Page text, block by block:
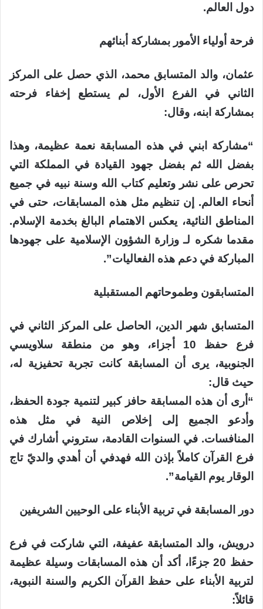
دول العالم.
فرحة أولياء الأمور بمشاركة أبنائهم
عثمان، والد المتسابق محمد، الذي حصل على المركز
الثاني في الفرع الأول، لم يستطع إخفاء فرحته
بمشاركة ابنه، وقال:
“مشاركة ابني في هذه المسابقة نعمة عظيمة، وهذا
بفضل الله ثم بفضل جهود القيادة في المملكة التي
تحرص على نشر وتعليم كتاب الله وسنة نبيه في جميع
أنحاء العالم. إن تنظيم مثل هذه المسابقات، حتى في
المناطق النائية، يعكس الاهتمام البالغ بخدمة الإسلام.
مقدما شكره لـ وزارة الشؤون الإسلامية على جهودها
المباركة في دعم هذه الفعاليات”.
المتسابقون وطموحاتهم المستقبلية
المتسابق شهر الدين، الحاصل على المركز الثاني في
فرع حفظ 10 أجزاء، وهو من منطقة سلاويسي
الجنوبية، يرى أن المسابقة كانت تجربة تحفيزية له،
حيث قال:
“أرى أن هذه المسابقة حافز كبير لتنمية جودة الحفظ،
وأدعو الجميع إلى إخلاص النية في مثل هذه
المنافسات. في السنوات القادمة، ستروني أشارك في
فرع القرآن كاملاً بإذن الله فهدفي أن أهدي والديّ تاج
الوقار يوم القيامة”.
دور المسابقة في تربية الأبناء على الوحيين الشريفين
درويش، والد المتسابقة عفيفة، التي شاركت في فرع
حفظ 20 جزءًا، أكد أن هذه المسابقات وسيلة عظيمة
لتربية الأبناء على حفظ القرآن الكريم والسنة النبوية،
قائلاً: